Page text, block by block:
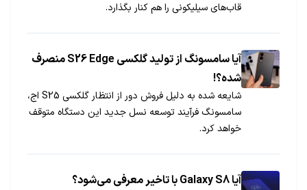
قاب‌های سیلیکونی را هم کنار بگذارد.
آیا سامسونگ از تولید گلکسی S26 Edge منصرف
شده؟!
شایعه شده به دلیل فروش دور از انتظار گلکسی S25 اج،
سامسونگ فرآیند توسعه نسل جدید این دستگاه متوقف
خواهد کرد.
آیا Galaxy S8 با تاخیر معرفی می‌شود؟